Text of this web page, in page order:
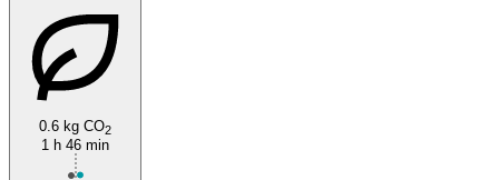
0.6 kg CO2
1 h 46 min